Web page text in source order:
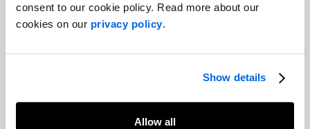
consent to our cookie policy. Read more about our
cookies on our privacy policy.
Show details
Allow all
À travers une multitude de secteurs, la pandémie de COVID-19 a
tout à la fois causé des perturbations inattendues et accéléré